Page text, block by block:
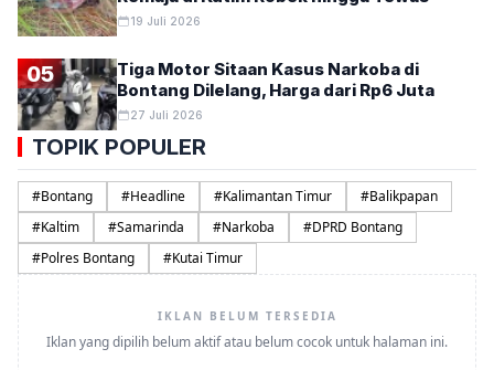
19 Juli 2026
05
Tiga Motor Sitaan Kasus Narkoba di
Bontang Dilelang, Harga dari Rp6 Juta
27 Juli 2026
TOPIK POPULER
#Bontang #Headline #Kalimantan Timur #Balikpapan
#Kaltim #Samarinda #Narkoba #DPRD Bontang
#Polres Bontang #Kutai Timur
IKLAN BELUM TERSEDIA
Iklan yang dipilih belum aktif atau belum cocok untuk halaman ini.